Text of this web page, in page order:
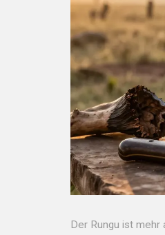
Der Rungu ist